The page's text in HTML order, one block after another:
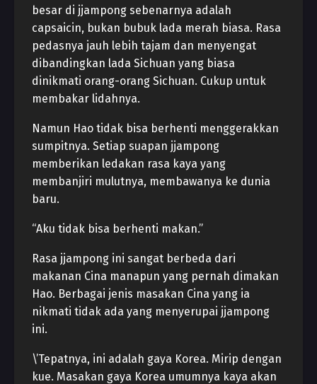
besar di jjampong sebenarnya adalah
capsaicin, bukan bubuk lada merah biasa. Rasa
pedasnya jauh lebih tajam dan menyengat
dibandingkan lada Sichuan yang biasa
dinikmati orang-orang Sichuan. Cukup untuk
membakar lidahnya.
Namun Hao tidak bisa berhenti menggerakkan
sumpitnya. Setiap suapan jjampong
memberikan ledakan rasa kaya yang
membanjiri mulutnya, membawanya ke dunia
baru.
“Aku tidak bisa berhenti makan.”
Rasa jjampong ini sangat berbeda dari
makanan Cina manapun yang pernah dimakan
Hao. Berbagai jenis masakan Cina yang ia
nikmati tidak ada yang menyerupai jjampong
ini.
\’Tepatnya, ini adalah gaya Korea. Mirip dengan
kue. Masakan gaya Korea umumnya kaya akan